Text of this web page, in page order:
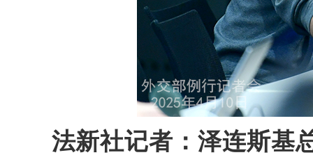
法新社记者：泽连斯基